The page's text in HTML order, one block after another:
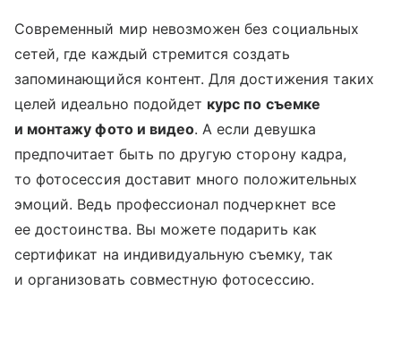
Современный мир невозможен без социальных
сетей, где каждый стремится создать
запоминающийся контент. Для достижения таких
целей идеально подойдет курс по съемке
и монтажу фото и видео. А если девушка
предпочитает быть по другую сторону кадра,
то фотосессия доставит много положительных
эмоций. Ведь профессионал подчеркнет все
ее достоинства. Вы можете подарить как
сертификат на индивидуальную съемку, так
и организовать совместную фотосессию.